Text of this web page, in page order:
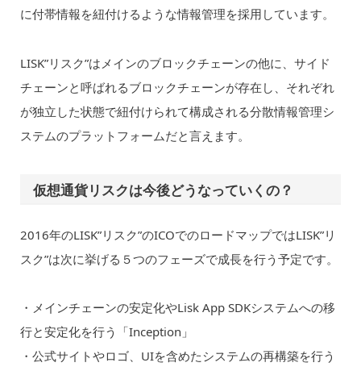
に付帯情報を紐付けるような情報管理を採用しています。
LISK”リスク”はメインのブロックチェーンの他に、サイド
チェーンと呼ばれるブロックチェーンが存在し、それぞれ
が独立した状態で紐付けられて構成される分散情報管理シ
ステムのプラットフォームだと言えます。
仮想通貨リスクは今後どうなっていくの？
2016年のLISK”リスク”のICOでのロードマップではLISK”リ
スク”は次に挙げる５つのフェーズで成長を行う予定です。
・メインチェーンの安定化やLisk App SDKシステムへの移
行と安定化を行う「Inception」
・公式サイトやロゴ、UIを含めたシステムの再構築を行う